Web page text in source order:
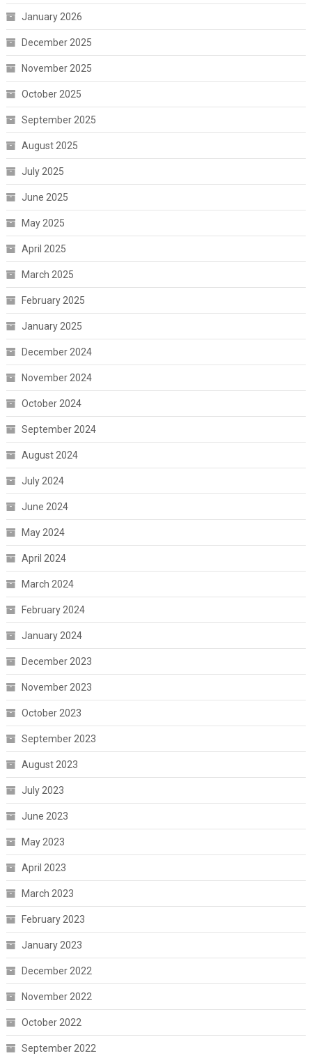
January 2026
December 2025
November 2025
October 2025
September 2025
August 2025
July 2025
June 2025
May 2025
April 2025
March 2025
February 2025
January 2025
December 2024
November 2024
October 2024
September 2024
August 2024
July 2024
June 2024
May 2024
April 2024
March 2024
February 2024
January 2024
December 2023
November 2023
October 2023
September 2023
August 2023
July 2023
June 2023
May 2023
April 2023
March 2023
February 2023
January 2023
December 2022
November 2022
October 2022
September 2022